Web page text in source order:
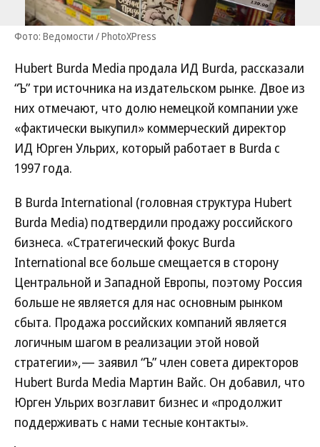
Фото: Ведомости / PhotoXPress
Hubert Burda Media продала ИД Burda, рассказали
“Ъ” три источника на издательском рынке. Двое из
них отмечают, что долю немецкой компании уже
«фактически выкупил» коммерческий директор
ИД Юрген Ульрих, который работает в Burda с
1997 года.
В Burda International (головная структура Hubert
Burda Media) подтвердили продажу российского
бизнеса. «Стратегический фокус Burda
International все больше смещается в сторону
Центральной и Западной Европы, поэтому Россия
больше не является для нас основным рынком
сбыта. Продажа российских компаний является
логичным шагом в реализации этой новой
стратегии»,— заявил “Ъ” член совета директоров
Hubert Burda Media Мартин Вайс. Он добавил, что
Юрген Ульрих возглавит бизнес и «продолжит
поддерживать с нами тесные контакты».